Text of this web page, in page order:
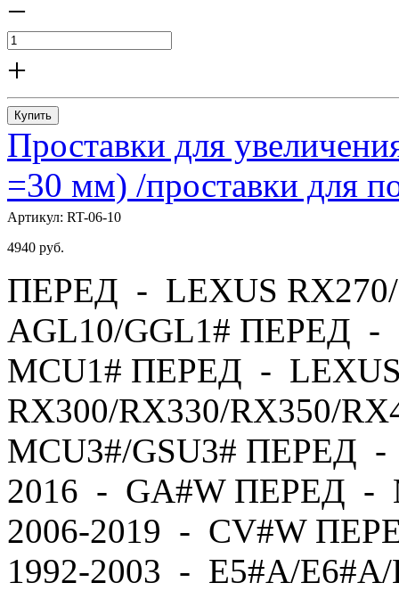
−
+
Купить
Проставки для
=30 мм) /проставки для
Артикул: RT-06-10
4940 руб.
ПЕРЕД - LEXUS
AGL10/GGL1# ПЕРЕД -
MCU1# ПЕРЕД -
RX300/RX330/RX350/
MCU3#/GSU3# ПЕРЕД
2016 - GA#W ПЕРЕД -
2006-2019 - CV#W
1992-2003 - E5#A/